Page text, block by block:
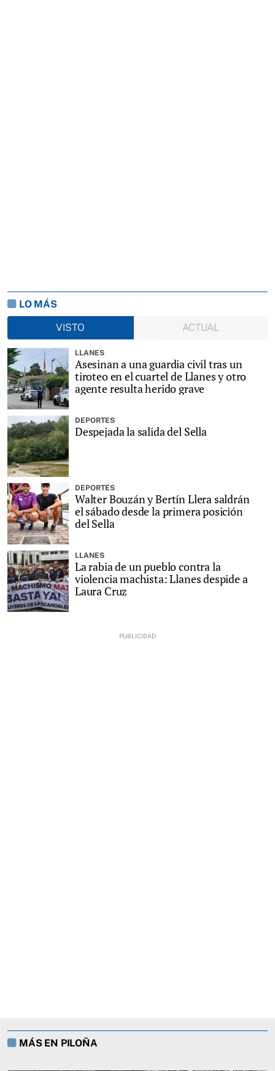
LO MÁS
VISTO
ACTUAL
LLANES
Asesinan a una guardia civil tras un
tiroteo en el cuartel de Llanes y otro
agente resulta herido grave
DEPORTES
Despejada la salida del Sella
DEPORTES
Walter Bouzán y Bertín Llera saldrán
el sábado desde la primera posición
del Sella
LLANES
La rabia de un pueblo contra la
violencia machista: Llanes despide a
Laura Cruz
MÁS EN PILOÑA